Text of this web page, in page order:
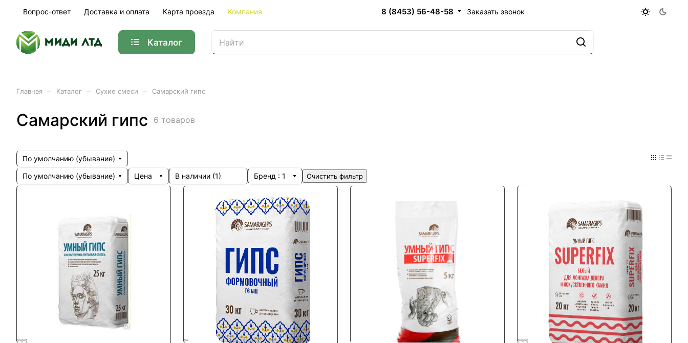
Вопрос-ответ Доставка и оплата Карта проезда Компания 8 (8453) 56-48-58 Заказать звонок
Каталог
Главная Каталог Сухие смеси Самарский гипс
Самарский гипс 6 товаров
По умолчанию (убывание)
По умолчанию (убывание)
Цена В наличии (1) Бренд : 1 Очистить фильтр